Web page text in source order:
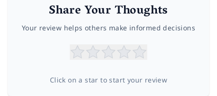
Share Your Thoughts
Your review helps others make informed decisions
Click on a star to start your review